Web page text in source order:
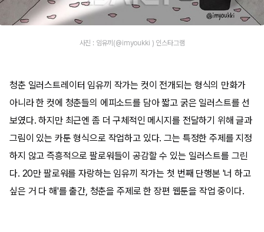
사진 : 임유끼(@imyoukki ) 인스타그램
청춘 일러스트레이터 임유끼 작가는 컷이 전개되는 형식의 만화가
아니라 한 컷에 청춘들의 에피소드를 담아 짧고 굵은 일러스트를 선
보였다. 하지만 최근엔 좀 더 구체적인 메시지를 전달하기 위해 글과
그림이 있는 카툰 형식으로 작업하고 있다. 그는 특정한 주제를 지정
하지 않고 즉흥적으로 팔로워들이 공감할 수 있는 일러스트를 그린
다. 20만 팔로워를 자랑하는 임유끼 작가는 첫 번째 단행본 '너 하고
싶은 거 다 해'를 출간, 청춘을 주제로 한 장편 웹툰을 작업 중이다.